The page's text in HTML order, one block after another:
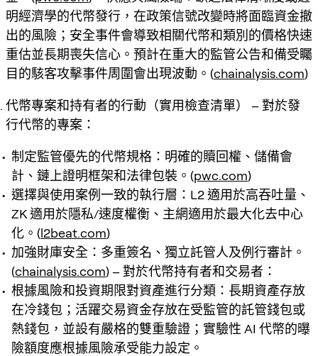
明經濟學的代幣發行，在政策信號改變時將面臨資金撤
出的風險；安全事件會導致相關代幣和類別的價格快速
重估並長期喪失信心。預計在重大的監管公告和備受矚
目的駭客攻擊事件周圍會出現波動。(chainalysis.com)
代幣專案和持有者的行動（實用檢查清單） – 對於發
行代幣的專案：
制定監管優先的代幣規格：明確的贖回權、儲備會
計、鏈上證明框架和法律包裝。(pwc.com)
選擇與使用案例一致的執行層：L2 適用於高吞吐量、
ZK 適用於隱私/速度權衡、主網適用於最大化去中心
化。(l2beat.com)
加強財庫安全：多重簽名、獨立託管人及例行審計。
(chainalysis.com) – 對於代幣持有者和交易者：
根據風險和投資期限對資產進行分類：長期資產存放
在冷錢包；活躍交易資金存放在受監管的託管錢包或
熱錢包，並設有嚴格的雙重驗證；實驗性 AI 代幣的曝
險額度應根據風險承受能力設定。